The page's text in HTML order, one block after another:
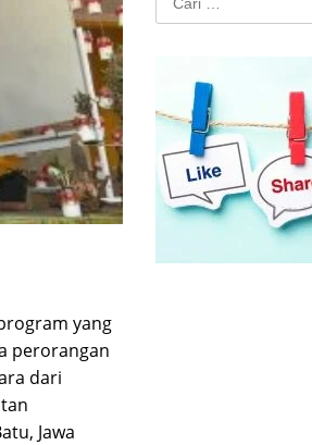
yang
perorangan
dari
Jawa
untuk: